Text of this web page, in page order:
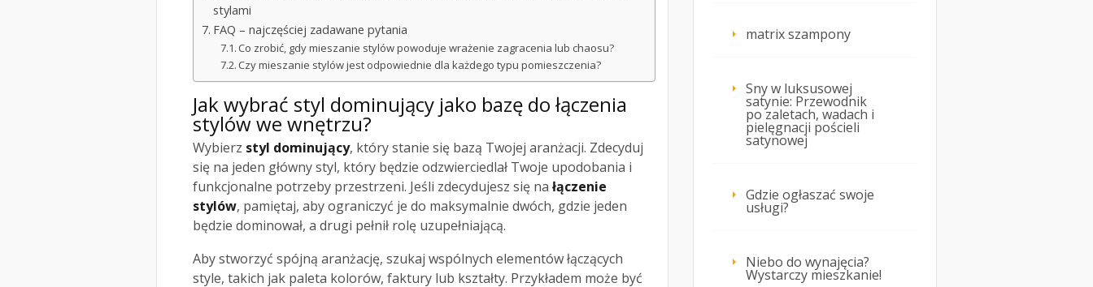
stylami
FAQ – najczęściej zadawane pytania
Co zrobić, gdy mieszanie stylów powoduje wrażenie zagracenia lub chaosu?
Czy mieszanie stylów jest odpowiednie dla każdego typu pomieszczenia?
Jak wybrać styl dominujący jako bazę do łączenia
stylów we wnętrzu?
Wybierz styl dominujący, który stanie się bazą Twojej aranżacji. Zdecyduj
się na jeden główny styl, który będzie odzwierciedlał Twoje upodobania i
funkcjonalne potrzeby przestrzeni. Jeśli zdecydujesz się na łączenie
stylów, pamiętaj, aby ograniczyć je do maksymalnie dwóch, gdzie jeden
będzie dominował, a drugi pełnił rolę uzupełniającą.
Aby stworzyć spójną aranżację, szukaj wspólnych elementów łączących
style, takich jak paleta kolorów, faktury lub kształty. Przykładem może być
matrix szampony
Sny w luksusowej
satynie: Przewodnik
po zaletach, wadach i
pielęgnacji pościeli
satynowej
Gdzie ogłaszać swoje
usługi?
Niebo do wynajęcia?
Wystarczy mieszkanie!